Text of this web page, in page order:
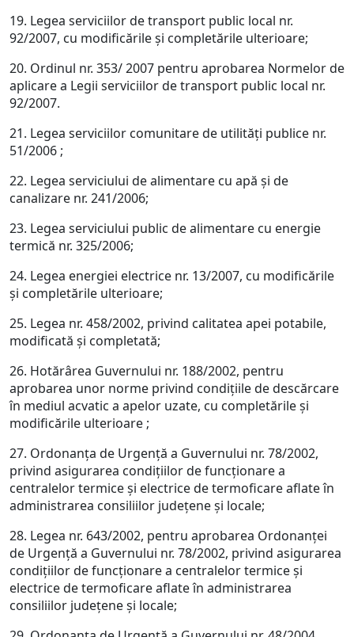
19. Legea serviciilor de transport public local nr.
92/2007, cu modificările şi completările ulterioare;
20. Ordinul nr. 353/ 2007 pentru aprobarea Normelor de
aplicare a Legii serviciilor de transport public local nr.
92/2007.
21. Legea serviciilor comunitare de utilităţi publice nr.
51/2006 ;
22. Legea serviciului de alimentare cu apă şi de
canalizare nr. 241/2006;
23. Legea serviciului public de alimentare cu energie
termică nr. 325/2006;
24. Legea energiei electrice nr. 13/2007, cu modificările
şi completările ulterioare;
25. Legea nr. 458/2002, privind calitatea apei potabile,
modificată şi completată;
26. Hotărârea Guvernului nr. 188/2002, pentru
aprobarea unor norme privind condiţiile de descărcare
în mediul acvatic a apelor uzate, cu completările şi
modificările ulterioare ;
27. Ordonanţa de Urgenţă a Guvernului nr. 78/2002,
privind asigurarea condiţiilor de funcţionare a
centralelor termice şi electrice de termoficare aflate în
administrarea consiliilor judeţene şi locale;
28. Legea nr. 643/2002, pentru aprobarea Ordonanţei
de Urgenţă a Guvernului nr. 78/2002, privind asigurarea
condiţiilor de funcţionare a centralelor termice şi
electrice de termoficare aflate în administrarea
consiliilor judeţene şi locale;